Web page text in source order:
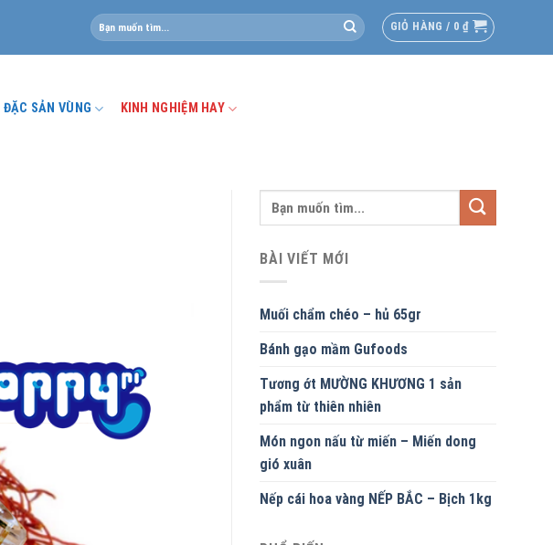
Tìm
kiếm:
GIỎ HÀNG / 0 ₫
ĐẶC SẢN VÙNG KINH NGHIỆM HAY
BÀI VIẾT MỚI
Muối chẩm chéo – hủ 65gr
Bánh gạo mầm Gufoods
Tương ớt MƯỜNG KHƯƠNG 1 sản
phẩm từ thiên nhiên
Món ngon nấu từ miến – Miến dong
gió xuân
Nếp cái hoa vàng NẾP BẮC – Bịch 1kg